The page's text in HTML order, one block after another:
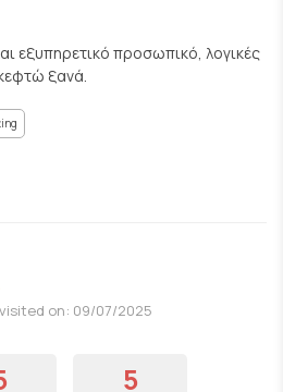
εξυπηρετικό προσωπικό, λογικές
ξανά.
on: 09/07/2025
5